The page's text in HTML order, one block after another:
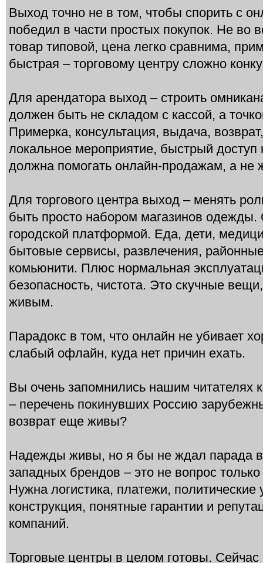
Выход точно не в том, чтобы спорить с
победил в части простых покупок. Не во
товар типовой, цена легко сравнима,
быстрая – торговому центру сложно
Для арендатора выход – строить
должен быть не складом с кассой, а
Примерка, консультация, выдача,
локальное мероприятие, быстрый доступ
должна помогать онлайн-продажам, а не
Для торгового центра выход – менять
быть просто набором магазинов одежды.
городской платформой. Еда, дети,
бытовые сервисы, развлечения,
комьюнити. Плюс нормальная
безопасность, чистота. Это скучные
живым.
Парадокс в том, что онлайн не убивает
слабый офлайн, куда нет причин ехать.
Вы очень запомнились нашим читателях
– перечень покинувших Россию
возврат еще живы?
Надежды живы, но я бы не ждал парада
западных брендов – это не вопрос
Нужна логистика, платежи,
конструкция, понятные гарантии и
компаний.
Торговые центры в целом готовы. Сейчас